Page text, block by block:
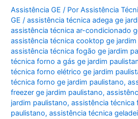
Assistência GE / PorAssistência
GE/assistência técnica adega ge
assistência técnica ar-condicionado
assistência técnica cooktop ge
assistência técnica fogão ge jardim
técnica forno a gás ge jardim
técnica forno elétrico ge jardim
técnica forno ge jardim paulistano,
freezer ge jardim paulistano,
jardim paulistano,assistência técnica
paulistano,assistência técnica